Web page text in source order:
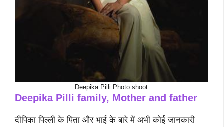
Deepika Pilli Photo shoot
Deepika Pilli family, Mother and father
दीपिका पिल्ली के पिता और भाई के बारे में अभी कोई जानकारी